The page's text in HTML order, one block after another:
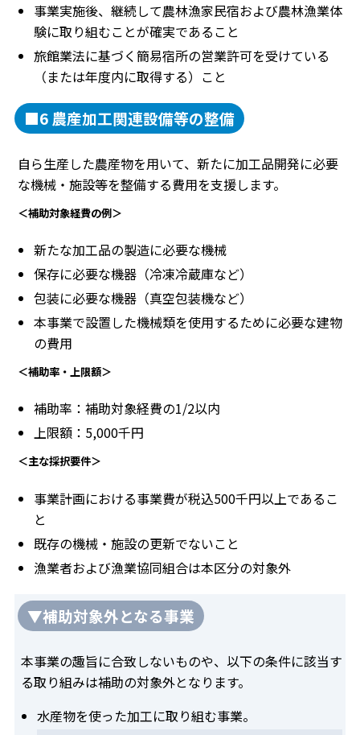
事業実施後、継続して農林漁家民宿および農林漁業体
験に取り組むことが確実であること
旅館業法に基づく簡易宿所の営業許可を受けている
（または年度内に取得する）こと
■6 農産加工関連設備等の整備
自ら生産した農産物を用いて、新たに加工品開発に必要
な機械・施設等を整備する費用を支援します。
＜補助対象経費の例＞
新たな加工品の製造に必要な機械
保存に必要な機器（冷凍冷蔵庫など）
包装に必要な機器（真空包装機など）
本事業で設置した機械類を使用するために必要な建物
の費用
＜補助率・上限額＞
補助率：補助対象経費の1/2以内
上限額：5,000千円
＜主な採択要件＞
事業計画における事業費が税込500千円以上であるこ
と
既存の機械・施設の更新でないこと
漁業者および漁業協同組合は本区分の対象外
▼補助対象外となる事業
本事業の趣旨に合致しないものや、以下の条件に該当す
る取り組みは補助の対象外となります。
水産物を使った加工に取り組む事業。